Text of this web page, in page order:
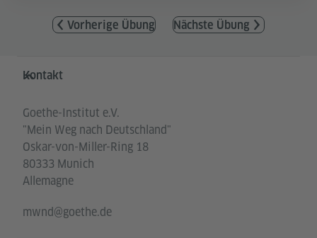
Vorherige Übung Nächste Übung
Service- und Informationsbereich
Kontakt
Goethe-Institut e.V.
"Mein Weg nach Deutschland"
Oskar-von-Miller-Ring 18
80333 Munich
Allemagne
mwnd@goethe.de